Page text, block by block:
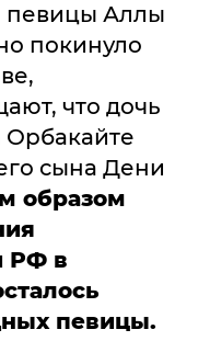
певицы Аллы
покинуло
что дочь
сына Дени
образом
РФ в
певицы.